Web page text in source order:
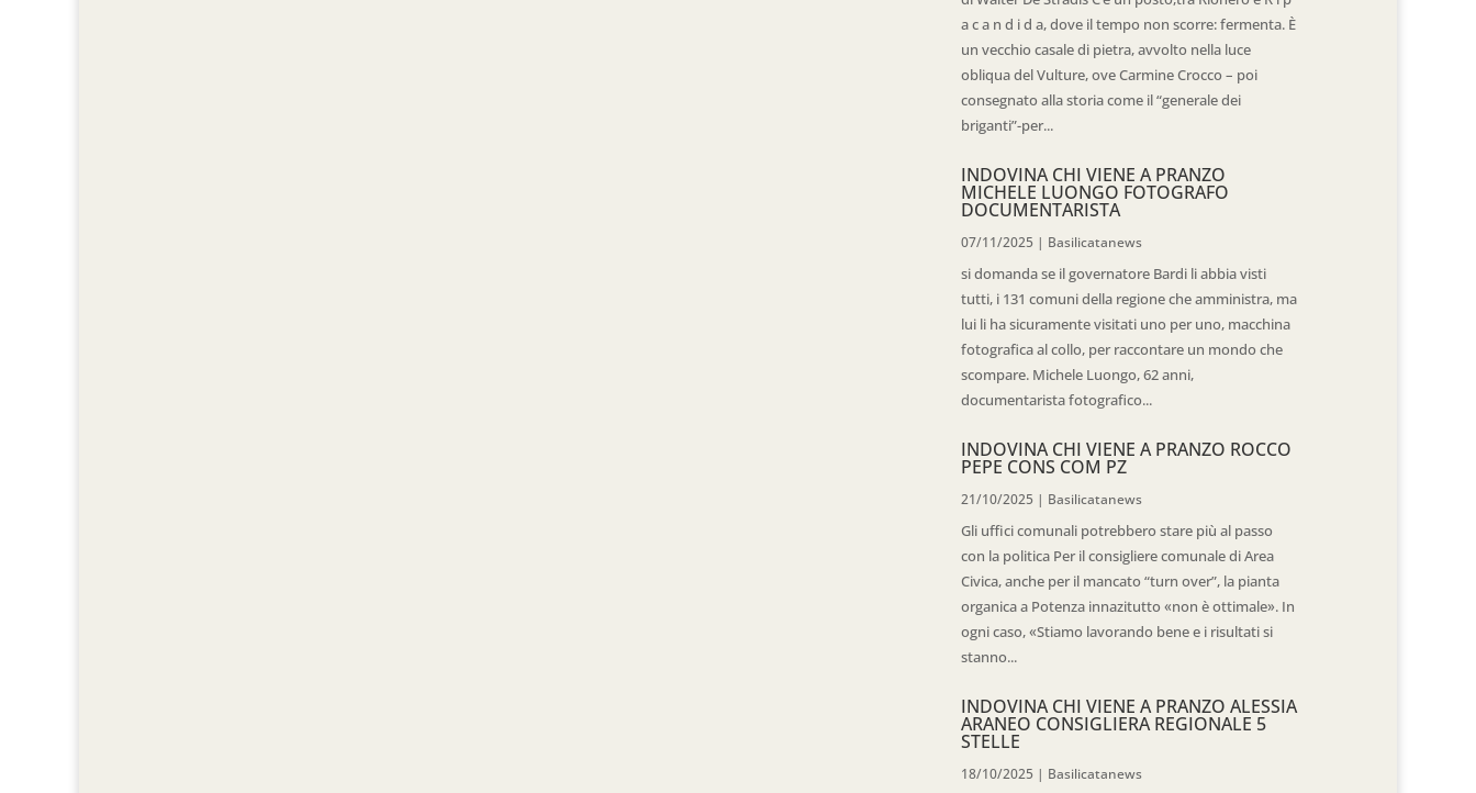
a c a n d i d a, dove il tempo non scorre: fermenta. È
un vecchio casale di pietra, avvolto nella luce
obliqua del Vulture, ove Carmine Crocco – poi
consegnato alla storia come il “generale dei
briganti”-per...
INDOVINA CHI VIENE A PRANZO
MICHELE LUONGO FOTOGRAFO
DOCUMENTARISTA
07/11/2025 | Basilicatanews
si domanda se il governatore Bardi li abbia visti
tutti, i 131 comuni della regione che amministra, ma
lui li ha sicuramente visitati uno per uno, macchina
fotografica al collo, per raccontare un mondo che
scompare. Michele Luongo, 62 anni,
documentarista fotografico...
INDOVINA CHI VIENE A PRANZO ROCCO
PEPE CONS COM PZ
21/10/2025 | Basilicatanews
Gli uffici comunali potrebbero stare più al passo
con la politica Per il consigliere comunale di Area
Civica, anche per il mancato “turn over”, la pianta
organica a Potenza innazitutto «non è ottimale». In
ogni caso, «Stiamo lavorando bene e i risultati si
stanno...
INDOVINA CHI VIENE A PRANZO ALESSIA
ARANEO CONSIGLIERA REGIONALE 5
STELLE
18/10/2025 | Basilicatanews